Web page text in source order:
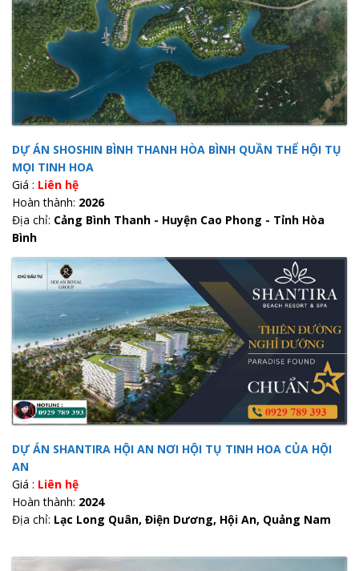
DỰ ÁN SHOSHIN BÌNH THANH HÒA BÌNH QUẦN THỂ HỘI TỤ
MỌI TINH HOA
Giá : Liên hệ
Hoàn thành: 2026
Địa chỉ: Cảng Bình Thanh - Huyện Cao Phong - Tỉnh Hòa
Bình
DỰ ÁN SHANTIRA HỘI AN NƠI HỘI TỤ TINH HOA CỦA HỘI
AN
Giá : Liên hệ
Hoàn thành: 2024
Địa chỉ: Lạc Long Quân, Điện Dương, Hội An, Quảng Nam